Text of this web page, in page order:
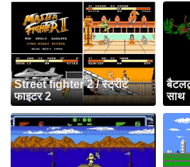
Street fighter 2 / स्ट्रीट
फाइटर 2
साथ